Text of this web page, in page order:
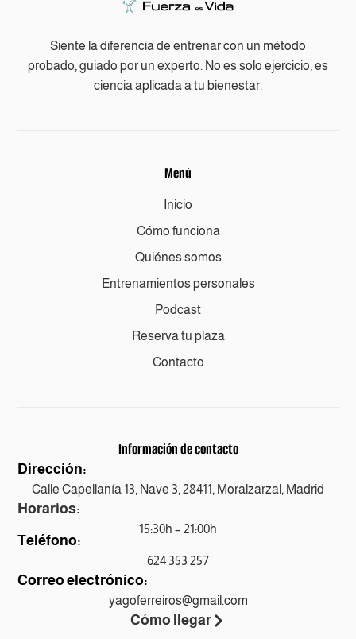
Siente la diferencia de entrenar con un método
probado, guiado por un experto. No es solo ejercicio, es
ciencia aplicada a tu bienestar.
Menú
Inicio
Cómo funciona
Quiénes somos
Entrenamientos personales
Podcast
Reserva tu plaza
Contacto
Información de contacto
Dirección:
Calle Capellanía 13, Nave 3, 28411, Moralzarzal, Madrid
Horarios:
15:30h – 21:00h
Teléfono:
624 353 257
Correo electrónico:
yagoferreiros@gmail.com
Cómo llegar